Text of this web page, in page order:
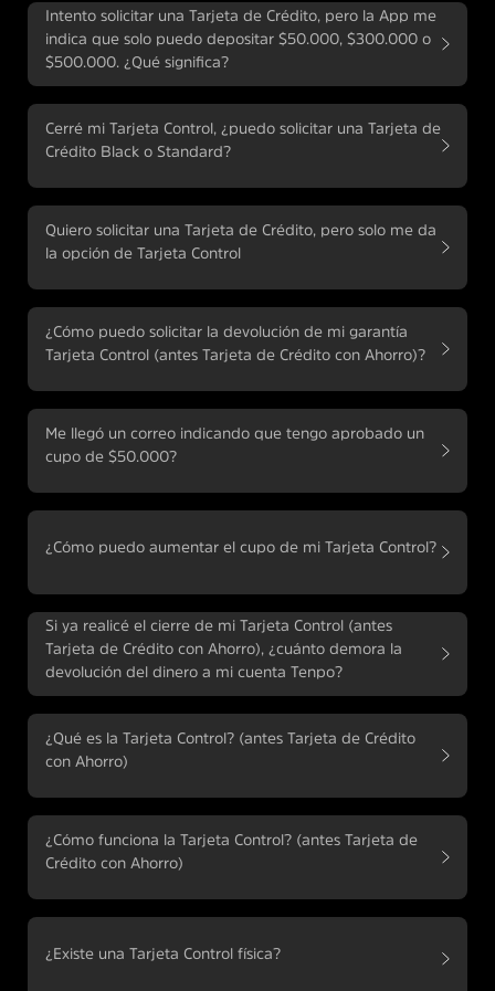
Intento solicitar una Tarjeta de Crédito, pero la App me
indica que solo puedo depositar $50.000, $300.000 o
$500.000. ¿Qué significa?
Cerré mi Tarjeta Control, ¿puedo solicitar una Tarjeta de
Crédito Black o Standard?
Quiero solicitar una Tarjeta de Crédito, pero solo me da
la opción de Tarjeta Control
¿Cómo puedo solicitar la devolución de mi garantía
Tarjeta Control (antes Tarjeta de Crédito con Ahorro)?
Me llegó un correo indicando que tengo aprobado un
cupo de $50.000?
¿Cómo puedo aumentar el cupo de mi Tarjeta Control?
Si ya realicé el cierre de mi Tarjeta Control (antes
Tarjeta de Crédito con Ahorro), ¿cuánto demora la
devolución del dinero a mi cuenta Tenpo?
¿Qué es la Tarjeta Control? (antes Tarjeta de Crédito
con Ahorro)
¿Cómo funciona la Tarjeta Control? (antes Tarjeta de
Crédito con Ahorro)
¿Existe una Tarjeta Control física?